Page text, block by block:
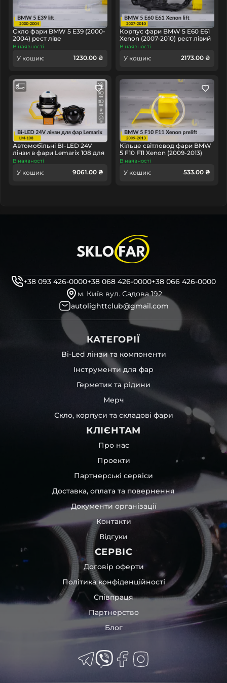
головне у будь-якому куточку країни.
Скло фари BMW 5 E39 (2000-
2004) рест ліве
В наявності
У кошик: 1230.00 ₴
Корпус фари BMW 5 E60 E61
Xenon (2007-2010) рест лівий
В наявності
У кошик: 2173.00 ₴
Автомобільні BI-LED 24V
лінзи в фари Lemarix 108 для
вантажних авто
В наявності
У кошик: 9061.00 ₴
Кільце світловод фари BMW
5 F10 F11 Xenon (2009-2013)
дорест велике зовнішнє
В наявності
У кошик: 533.00 ₴
+38 093 426-0000+38 068 426-0000+38 066 426-0000
м. Київ вул. Садова 192
autolighttclub@gmail.com
КАТЕГОРІЇ
Bi-Led лінзи та компоненти
Інструменти для фар
Герметик та рідини
Мерч
Скло, корпуси та складові фари
КЛІЄНТАМ
Про нас
Проекти
Партнерські сервіси
Доставка, оплата та повернення
Документи організації
Контакти
Відгуки
СЕРВІС
Договір оферти
Політика конфіденційності
Співпраця
Партнерство
Блог